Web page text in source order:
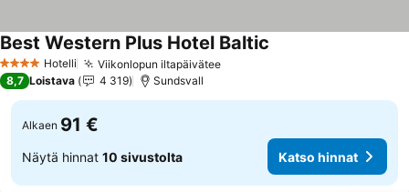
4 Tähtiluokitus
Hotelli Viikonlopun iltapäiväteeKatso hinnat
Best Western Plus Hotel Baltic
8,7 Loistava 4 319 Sundsvall
Alkaen 91 €
Näytä hinnat 10 sivustolta Katso hinnat